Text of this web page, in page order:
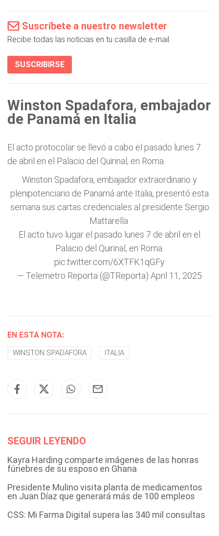
Suscríbete a nuestro newsletter
Recibe todas las noticias en tu casilla de e-mail.
SUSCRIBIRSE
Winston Spadafora, embajador
de Panamá en Italia
El acto protocolar se llevó a cabo el pasado lunes 7
de abril en el Palacio del Quirinal, en Roma.
Winston Spadafora, embajador extraordinario y
plenipotenciario de Panamá ante Italia, presentó esta
semana sus cartas credenciales al presidente Sergio
Mattarella.
El acto tuvo lugar el pasado lunes 7 de abril en el
Palacio del Quirinal, en Roma.
pic.twitter.com/6XTFK1qGFy
— Telemetro Reporta (@TReporta) April 11, 2025
EN ESTA NOTA:
WINSTON SPADAFORA ITALIA
SEGUIR LEYENDO
Kayra Harding comparte imágenes de las honras
fúnebres de su esposo en Ghana
Presidente Mulino visita planta de medicamentos
en Juan Díaz que generará más de 100 empleos
CSS: Mi Farma Digital supera las 340 mil consultas